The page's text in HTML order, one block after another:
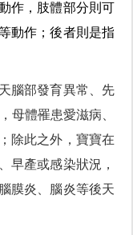
作，肢體部分則可
動作；後者則是指
腦部發育異常、先
母體罹患愛滋病、
除此之外，寶寶在
早產或感染狀況，
膜炎、腦炎等後天